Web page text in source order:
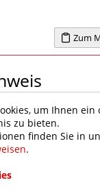
Zum
Deutschen
um Ihnen ein
zu bieten.
finden Sie in
.